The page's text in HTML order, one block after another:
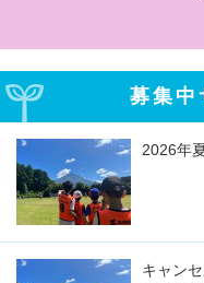
募集中
2026年
キャン